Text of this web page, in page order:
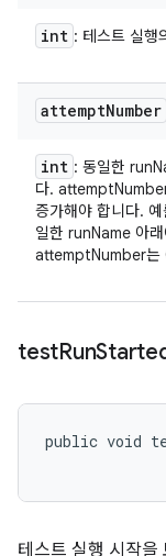
int : 테스트 실행
attemptNumber
int : 동일한
다.
증가해야 합니다.
일한 runName 아
attemptNumber는
testRun
public void
테스트 실행 시작을